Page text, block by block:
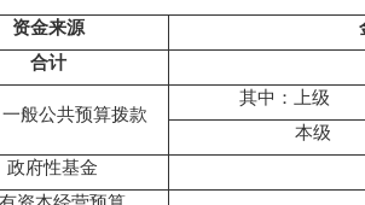
资金来源
合计
般公共预算拨款
其中：上级
本级
政府性基金